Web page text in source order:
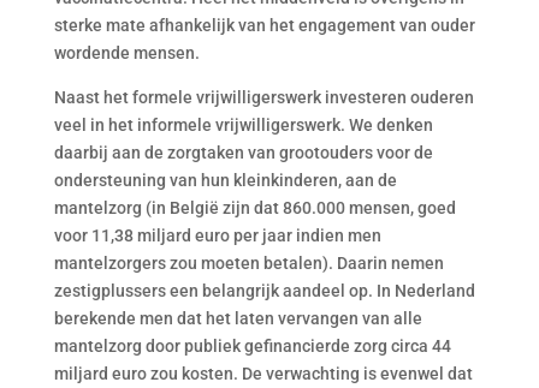
sterke mate afhankelijk van het engagement van ouder
wordende mensen.
Naast het formele vrijwilligerswerk investeren ouderen
veel in het informele vrijwilligerswerk. We denken
daarbij aan de zorgtaken van grootouders voor de
ondersteuning van hun kleinkinderen, aan de
mantelzorg (in België zijn dat 860.000 mensen, goed
voor 11,38 miljard euro per jaar indien men
mantelzorgers zou moeten betalen). Daarin nemen
zestigplussers een belangrijk aandeel op. In Nederland
berekende men dat het laten vervangen van alle
mantelzorg door publiek gefinancierde zorg circa 44
miljard euro zou kosten. De verwachting is evenwel dat